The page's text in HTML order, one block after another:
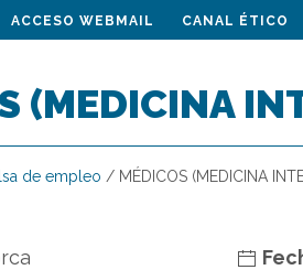
ACCESO WEBMAIL CANAL ÉTICO
(MEDICINA
de empleo / MÉDICOS (MEDICINA